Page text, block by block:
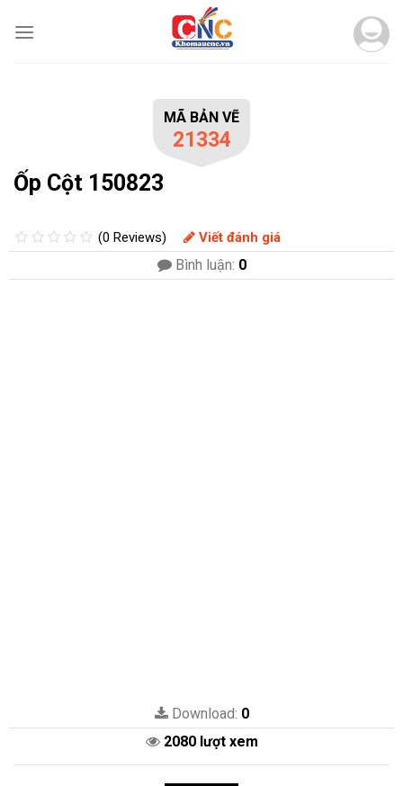
MÃ BẢN VẼ
21334
Ốp Cột 150823
(0 Reviews) Viết đánh giá
Bình luận: 0
Download: 0
2080 lượt xem